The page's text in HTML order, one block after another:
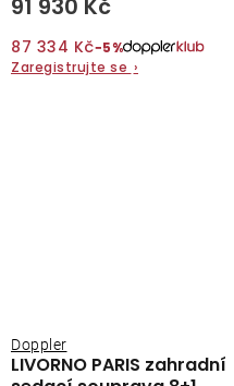
91 930 Kč
87 334 Kč−5%
Zaregistrujte se ›
LIVORNO PARIS zahradní
Doppler